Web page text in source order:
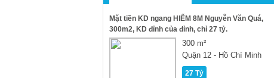
Mặt tiền KD ngang HIẾM 8M Nguyễn Văn Quá,
300m2, KD đỉnh của đỉnh, chỉ 27 tỷ.
300 m²
Quận 12 - Hồ Chí Minh
27 Tỷ